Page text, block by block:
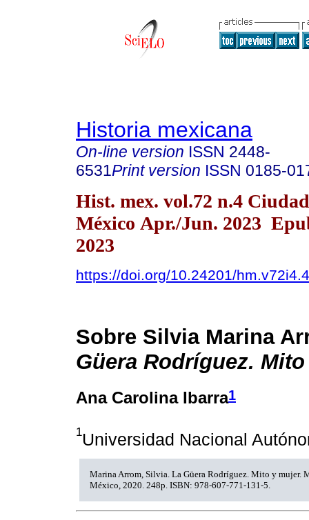
Historia mexicana
On-line version ISSN 2448-
6531Print version ISSN 0185-
Hist. mex. vol.72 n.4
México Apr./Jun. 2023
2023
https://doi.org/10.24201/
Sobre Silvia Marina
Güera Rodríguez.
Ana Carolina Ibarra1
1Universidad Nacional
Marina Arrom, Silvia. La Güera Rodríguez. Mito y mujer.
México, 2020. 248p. ISBN: 978-607-771-131-5.